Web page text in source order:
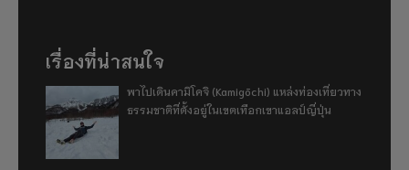
เรื่องที่น่าสนใจ
พาไปเดินคามิโคจิ (Kamigōchi) แหล่งท่องเที่ยวทาง
ธรรมชาติที่ตั้งอยู่ในเขตเทือกเขาแอลป์ญี่ปุ่น